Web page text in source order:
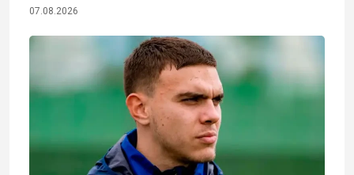
07.08.2026